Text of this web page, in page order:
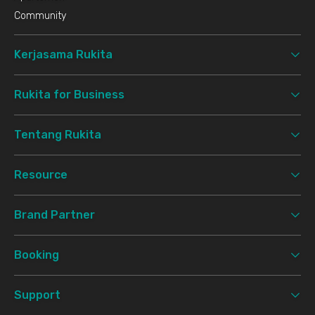
Community
Kerjasama Rukita
Rukita for Business
Tentang Rukita
Resource
Brand Partner
Booking
Support